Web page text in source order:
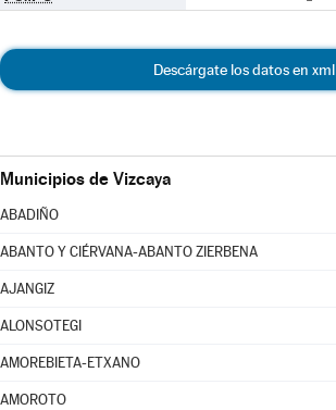
Descárgate los datos en xml
Municipios de Vizcaya
ABADIÑO
ABANTO Y CIÉRVANA-ABANTO ZIERBENA
AJANGIZ
ALONSOTEGI
AMOREBIETA-ETXANO
AMOROTO